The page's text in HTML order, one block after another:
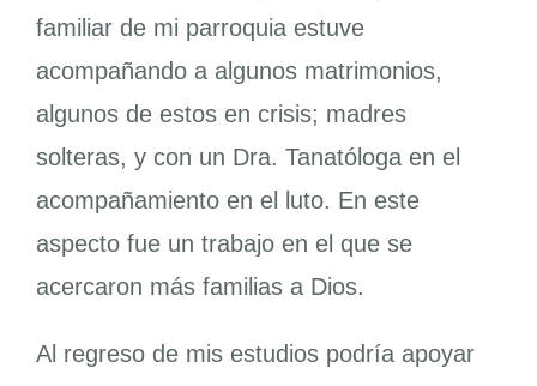
familiar de mi parroquia estuve
acompañando a algunos matrimonios,
algunos de estos en crisis; madres
solteras, y con un Dra. Tanatóloga en el
acompañamiento en el luto. En este
aspecto fue un trabajo en el que se
acercaron más familias a Dios.
Al regreso de mis estudios podría apoyar